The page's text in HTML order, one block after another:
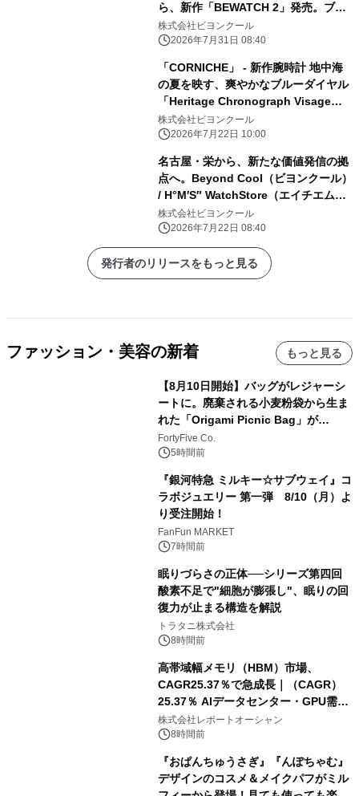
ら、新作「BEWATCH 2」発売。ブラ
ンド初となる機械式腕時計が登場。
株式会社ビヨンクール
2026年7月31日 08:40
「CORNICHE」 - 新作腕時計 地中海
の夏を映す、爽やかなブルーダイヤル
「Heritage Chronograph Visage
Limited Edition」発売
株式会社ビヨンクール
2026年7月22日 10:00
名古屋・栄から、新たな価値発信の拠
点へ。Beyond Cool（ビヨンクール）
/ H°M′S″ WatchStore（エイチエムエ
スウォッチストア） NAGOYA グラン
ドオープン
株式会社ビヨンクール
2026年7月22日 08:40
発行者のリリースをもっと見る
ファッション・美容の新着 もっと見る
【8月10日開始】バッグがレジャーシ
ートに。廃棄される小麦粉袋から生ま
れた「Origami Picnic Bag」が
Makuakeに登場
FortyFive Co.
5時間前
『銀河特急 ミルキー☆サブウェイ』コ
ラボジュエリー 第一弾 8/10（月）よ
り受注開始！
FanFun MARKET
7時間前
眠りづらさの正体──シリーズ第四回
酸素不足で"細胞が膨張し"、眠りの回
復力が止まる構造を解説
トラタニ株式会社
8時間前
高帯域幅メモリ（HBM）市場、
CAGR25.37％で急成長｜（CAGR）
25.37％ AIデータセンター・GPU需要
拡大が2035年の市場成長を牽引
株式会社レポートオーシャン
8時間前
『おぱんちゅうさぎ』『んぽちゃむ』
デザインのコスメ＆メイクパフがミル